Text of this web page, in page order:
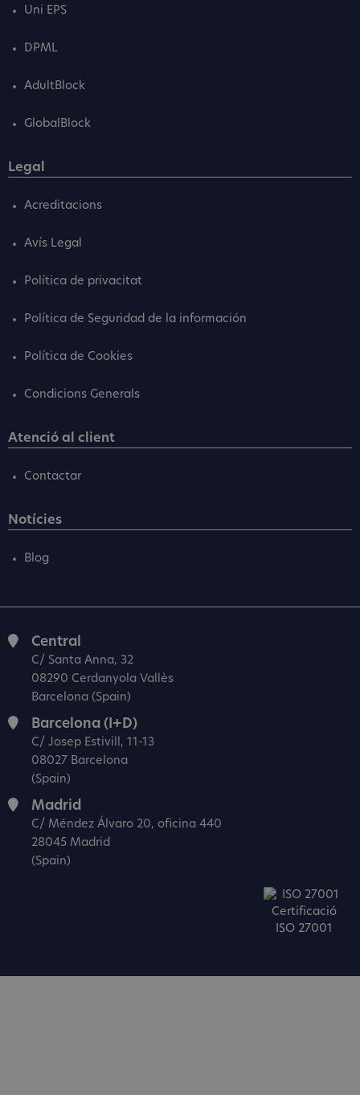
Uni EPS
DPML
AdultBlock
GlobalBlock
Legal
Acreditacions
Avís Legal
Política de privacitat
Política de Seguridad de la información
Política de Cookies
Condicions Generals
Atenció al client
Contactar
Notícies
Blog
Central
C/ Santa Anna, 32
08290 Cerdanyola Vallès
Barcelona (Spain)
Barcelona (I+D)
C/ Josep Estivill, 11-13
08027 Barcelona
(Spain)
Madrid
C/ Méndez Álvaro 20, oficina 440
28045 Madrid
(Spain)
Certificació
ISO 27001